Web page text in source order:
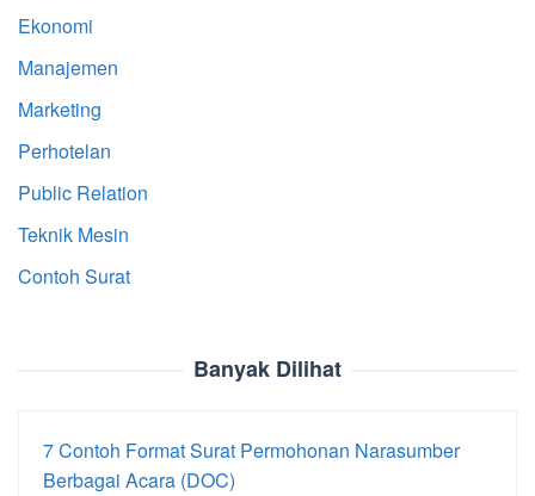
Ekonomi
Manajemen
Marketing
Perhotelan
Public Relation
Teknik Mesin
Contoh Surat
Banyak Dilihat
7 Contoh Format Surat Permohonan Narasumber
Berbagai Acara (DOC)